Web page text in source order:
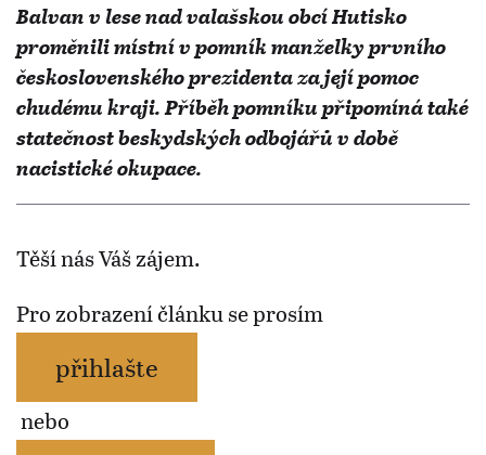
Balvan v lese nad valašskou obcí Hutisko
proměnili místní v pomník manželky prvního
československého prezidenta za její pomoc
chudému kraji. Příběh pomníku připomíná také
statečnost beskydských odbojářů v době
nacistické okupace.
Těší nás Váš zájem.
Pro zobrazení článku se prosím
přihlašte
nebo